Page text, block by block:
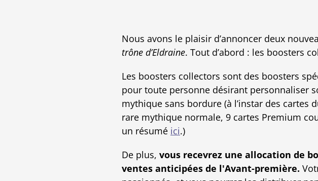
Nous avons le plaisir d’annoncer deux
trône d’Eldraine. Tout d’abord : les boosters
Les boosters collectors sont des boosters
pour toute personne désirant personnaliser
mythique sans bordure (à l’instar des cartes
rare mythique normale, 9 cartes Premium
un résumé ici.)
De plus, vous recevrez une allocation de
ventes anticipées de l'Avant-première.